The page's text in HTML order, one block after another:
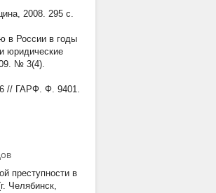
2008. 295 с.
в России в годы
юридические
№ 3(4).
// ГАРФ. Ф. 9401.
преступности в
Челябинск,